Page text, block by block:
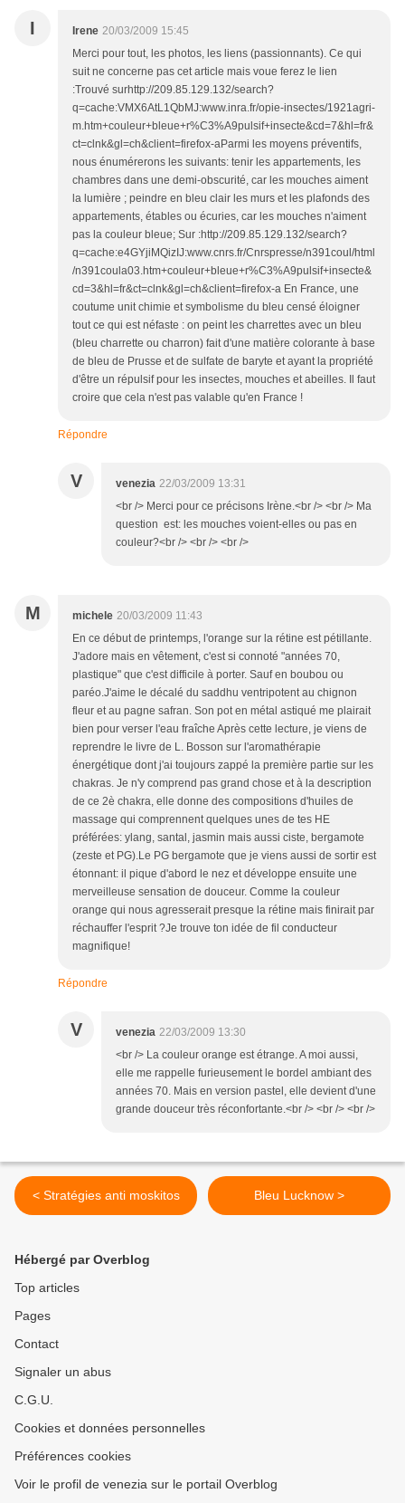
I Irene 20/03/2009 15:45
Merci pour tout, les photos, les liens (passionnants). Ce qui
suit ne concerne pas cet article mais voue ferez le lien
:Trouvé surhttp://209.85.129.132/search?
q=cache:VMX6AtL1QbMJ:www.inra.fr/opie-insectes/1921agri-
m.htm+couleur+bleue+r%C3%A9pulsif+insecte&cd=7&hl=fr&
ct=clnk&gl=ch&client=firefox-aParmi les moyens préventifs,
nous énumérerons les suivants: tenir les appartements, les
chambres dans une demi-obscurité, car les mouches aiment
la lumière ; peindre en bleu clair les murs et les plafonds des
appartements, étables ou écuries, car les mouches n'aiment
pas la couleur bleue; Sur :http://209.85.129.132/search?
q=cache:e4GYjiMQizIJ:www.cnrs.fr/Cnrspresse/n391coul/html
/n391coula03.htm+couleur+bleue+r%C3%A9pulsif+insecte&
cd=3&hl=fr&ct=clnk&gl=ch&client=firefox-a En France, une
coutume unit chimie et symbolisme du bleu censé éloigner
tout ce qui est néfaste : on peint les charrettes avec un bleu
(bleu charrette ou charron) fait d'une matière colorante à base
de bleu de Prusse et de sulfate de baryte et ayant la propriété
d'être un répulsif pour les insectes, mouches et abeilles. Il faut
croire que cela n'est pas valable qu'en France !
Répondre
V venezia 22/03/2009 13:31
<br /> Merci pour ce précisons Irène.<br /> <br /> Ma
question est: les mouches voient-elles ou pas en
couleur?<br /> <br /> <br />
M michele 20/03/2009 11:43
En ce début de printemps, l'orange sur la rétine est pétillante.
J'adore mais en vêtement, c'est si connoté "années 70,
plastique" que c'est difficile à porter. Sauf en boubou ou
paréo.J'aime le décalé du saddhu ventripotent au chignon
fleur et au pagne safran. Son pot en métal astiqué me plairait
bien pour verser l'eau fraîche Après cette lecture, je viens de
reprendre le livre de L. Bosson sur l'aromathérapie
énergétique dont j'ai toujours zappé la première partie sur les
chakras. Je n'y comprend pas grand chose et à la description
de ce 2è chakra, elle donne des compositions d'huiles de
massage qui comprennent quelques unes de tes HE
préférées: ylang, santal, jasmin mais aussi ciste, bergamote
(zeste et PG).Le PG bergamote que je viens aussi de sortir est
étonnant: il pique d'abord le nez et développe ensuite une
merveilleuse sensation de douceur. Comme la couleur
orange qui nous agresserait presque la rétine mais finirait par
réchauffer l'esprit ?Je trouve ton idée de fil conducteur
magnifique!
Répondre
V venezia 22/03/2009 13:30
<br /> La couleur orange est étrange. A moi aussi,
elle me rappelle furieusement le bordel ambiant des
années 70. Mais en version pastel, elle devient d'une
grande douceur très réconfortante.<br /> <br /> <br />
< Stratégies anti moskitos Bleu Lucknow >
Hébergé par Overblog
Top articles
Pages
Contact
Signaler un abus
C.G.U.
Cookies et données personnelles
Préférences cookies
Voir le profil de venezia sur le portail Overblog